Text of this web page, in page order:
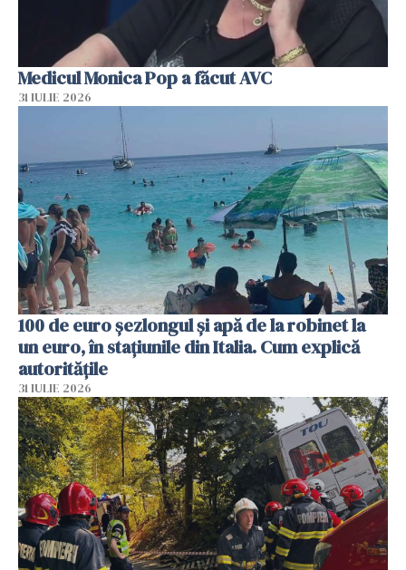
Medicul Monica Pop a făcut AVC
31 IULIE 2026
100 de euro șezlongul și apă de la robinet la
un euro, în stațiunile din Italia. Cum explică
autoritățile
31 IULIE 2026